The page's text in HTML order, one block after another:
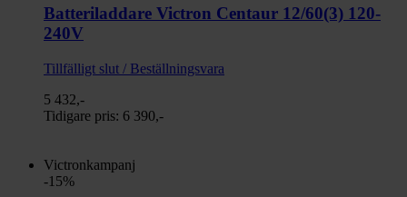
Batteriladdare Victron Centaur 12/60(3) 120-
240V
Tillfälligt slut / Beställningsvara
5 432,-
Tidigare pris: 6 390,-
Victronkampanj
-15%